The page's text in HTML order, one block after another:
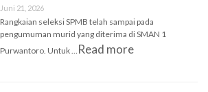
Juni 21, 2026
Rangkaian seleksi SPMB telah sampai pada
pengumuman murid yang diterima di SMAN 1
Purwantoro. Untuk … Read more